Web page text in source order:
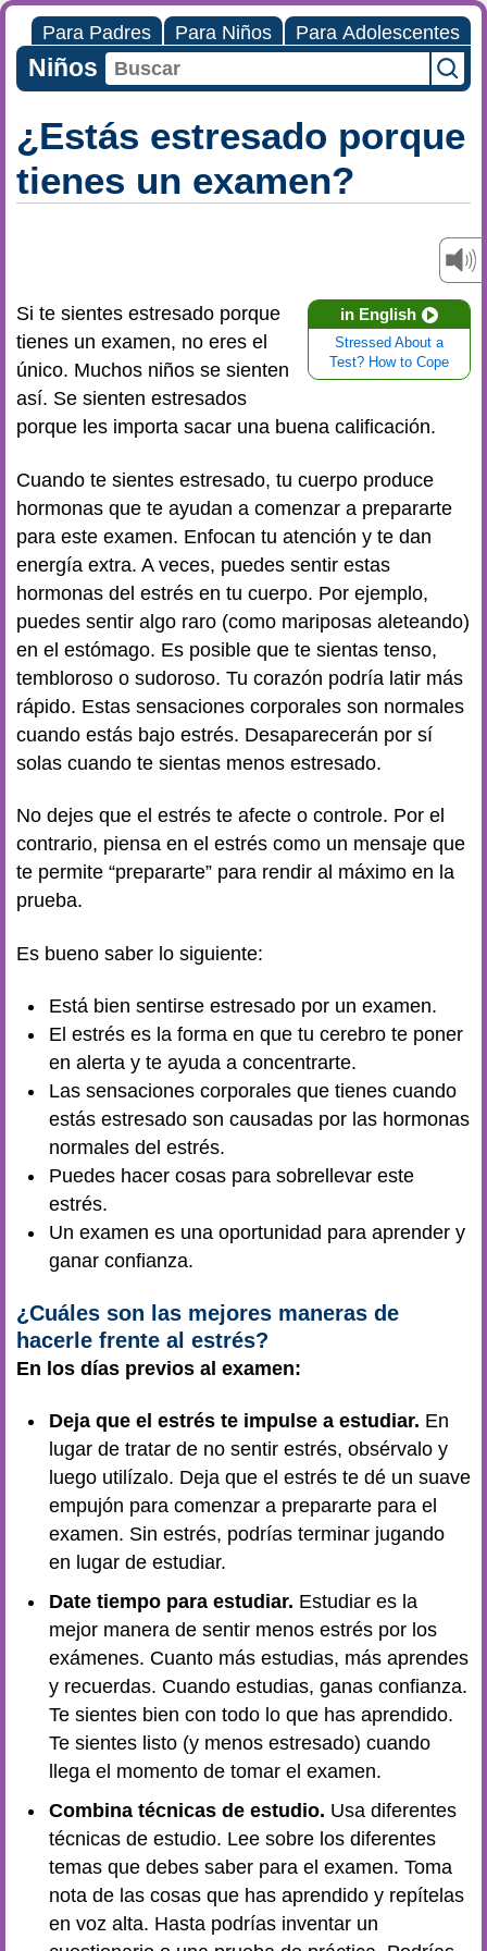
Para Padres Para Niños Para Adolescentes
Niños
¿Estás estresado porque
tienes un examen?
in English
Stressed About a
Test? How to Cope
Si te sientes estresado porque
tienes un examen, no eres el
único. Muchos niños se sienten
así. Se sienten estresados
porque les importa sacar una buena calificación.
Cuando te sientes estresado, tu cuerpo produce
hormonas que te ayudan a comenzar a prepararte
para este examen. Enfocan tu atención y te dan
energía extra. A veces, puedes sentir estas
hormonas del estrés en tu cuerpo. Por ejemplo,
puedes sentir algo raro (como mariposas aleteando)
en el estómago. Es posible que te sientas tenso,
tembloroso o sudoroso. Tu corazón podría latir más
rápido. Estas sensaciones corporales son normales
cuando estás bajo estrés. Desaparecerán por sí
solas cuando te sientas menos estresado.
No dejes que el estrés te afecte o controle. Por el
contrario, piensa en el estrés como un mensaje que
te permite “prepararte” para rendir al máximo en la
prueba.
Es bueno saber lo siguiente:
Está bien sentirse estresado por un examen.
El estrés es la forma en que tu cerebro te poner
en alerta y te ayuda a concentrarte.
Las sensaciones corporales que tienes cuando
estás estresado son causadas por las hormonas
normales del estrés.
Puedes hacer cosas para sobrellevar este
estrés.
Un examen es una oportunidad para aprender y
ganar confianza.
¿Cuáles son las mejores maneras de
hacerle frente al estrés?
En los días previos al examen:
Deja que el estrés te impulse a estudiar. En
lugar de tratar de no sentir estrés, obsérvalo y
luego utilízalo. Deja que el estrés te dé un suave
empujón para comenzar a prepararte para el
examen. Sin estrés, podrías terminar jugando
en lugar de estudiar.
Date tiempo para estudiar. Estudiar es la
mejor manera de sentir menos estrés por los
exámenes. Cuanto más estudias, más aprendes
y recuerdas. Cuando estudias, ganas confianza.
Te sientes bien con todo lo que has aprendido.
Te sientes listo (y menos estresado) cuando
llega el momento de tomar el examen.
Combina técnicas de estudio. Usa diferentes
técnicas de estudio. Lee sobre los diferentes
temas que debes saber para el examen. Toma
nota de las cosas que has aprendido y repítelas
en voz alta. Hasta podrías inventar un